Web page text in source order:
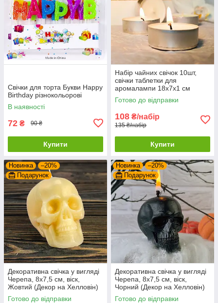
Свічки для торта Букви Happy
Birthday різнокольорові
В наявності
72 ₴ 90 ₴
Купити
Набір чайних свічок 10шт,
свічки таблетки для
аромалампи 18х7х1 см
Готово до відправки
108 ₴/набір
135 ₴/набір
Купити
Новинка
–20%
Подарунок
Декоративна свічка у вигляді
Черепа, 8x7,5 см, віск,
Жовтий (Декор на Хелловін)
Готово до відправки
Новинка
–20%
Подарунок
Декоративна свічка у вигляді
Черепа, 8x7,5 см, віск,
Чорний (Декор на Хелловін)
Готово до відправки